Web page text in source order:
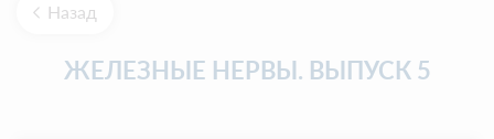
Назад
ЖЕЛЕЗНЫЕ НЕРВЫ. ВЫПУСК 5